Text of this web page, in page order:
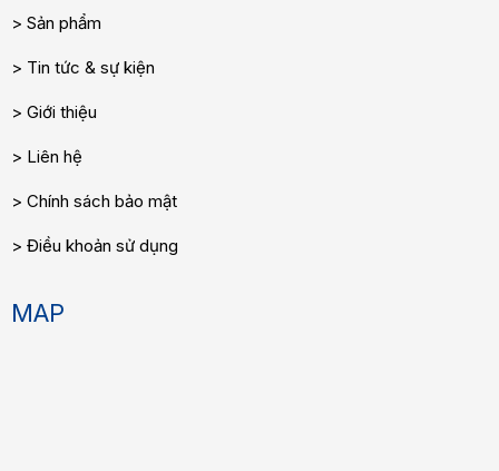
Sản phẩm
Tin tức & sự kiện
Giới thiệu
Liên hệ
Chính sách bảo mật
Điều khoản sử dụng
MAP